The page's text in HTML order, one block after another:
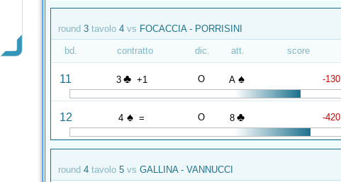
round 3 tavolo 4 vs FOCACCIA - PORRISINI
bd. contratto dic. att. score
11 3 ♣ +1 O A ♠ -130
12 4 ♠ = O 8 ♣ -420
round 4 tavolo 5 vs GALLINA - VANNUCCI